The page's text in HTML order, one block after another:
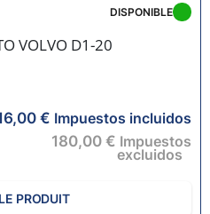
VOLVO D1-20
DISPONIBLE
€ Impuestos incluidos
180,00 € Impuestos
excluidos
PRODUIT